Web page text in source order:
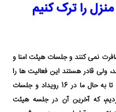
را ترک کنیم
نمی کنند و جلسات هیئت امنا و
ولی قادر هستند این فعالیت ها را
بصورت مجازی انجام دهند. امسال تا به حال ما در 16 رویداد و جلسات
که آخرین آن در جلسه هیئت